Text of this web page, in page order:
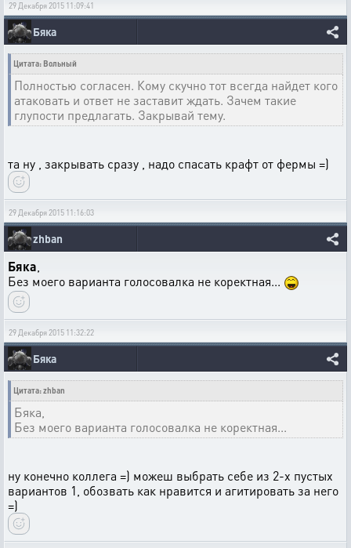
29 Декабря 2015 11:09:41
Бяка
Цитата: Вольный
Полностью согласен. Кому скучно тот всегда найдет кого
атаковать и ответ не заставит ждать. Зачем такие
глупости предлагать. Закрывай тему.
та ну , закрывать сразу , надо спасать крафт от фермы =)
29 Декабря 2015 11:16:03
zhban
Бяка
Без моего варианта голосовалка не коректная...
29 Декабря 2015 11:32:22
Бяка
Цитата: zhban
Бяка,
Без моего варианта голосовалка не коректная...
ну конечно коллега =) можеш выбрать себе из 2-х пустых
вариантов 1, обозвать как нравится и агитировать за него
=)